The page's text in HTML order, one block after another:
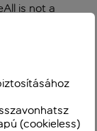
is not a
(cookieless)